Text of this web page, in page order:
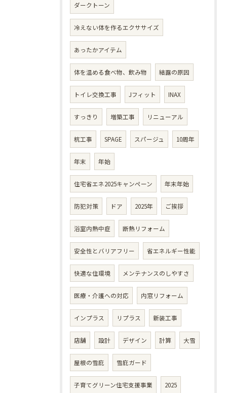
ダークトーン
冷えない体を作るエクササイズ
あったかアイテム
体を温める食べ物、飲み物 結露の原因
トイレ交換工事 Jフィット INAX
すっきり 増築工事 リニューアル
杭工事 SPAGE スパージュ 10周年
年末 年始
住宅省エネ2025キャンペーン 年末年始
防犯対策 ドア 2025年 ご挨拶
浴室内熱中症 断熱リフォーム
安全性とバリアフリー 省エネルギー性能
快適な住環境 メンテナンスのしやすさ
医療・介護への対応 内窓リフォーム
インプラス リプラス 新装工事
店舗 設計 デザイン 計算 大雪
屋根の雪庇 雪庇ガード
子育てグリーン住宅支援事業 2025